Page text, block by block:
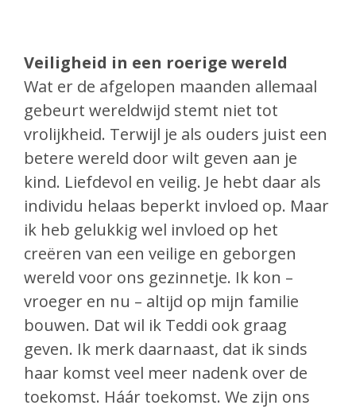
Veiligheid in een roerige wereld
Wat er de afgelopen maanden allemaal
gebeurt wereldwijd stemt niet tot
vrolijkheid. Terwijl je als ouders juist een
betere wereld door wilt geven aan je
kind. Liefdevol en veilig. Je hebt daar als
individu helaas beperkt invloed op. Maar
ik heb gelukkig wel invloed op het
creëren van een veilige en geborgen
wereld voor ons gezinnetje. Ik kon –
vroeger en nu – altijd op mijn familie
bouwen. Dat wil ik Teddi ook graag
geven. Ik merk daarnaast, dat ik sinds
haar komst veel meer nadenk over de
toekomst. Háár toekomst. We zijn ons